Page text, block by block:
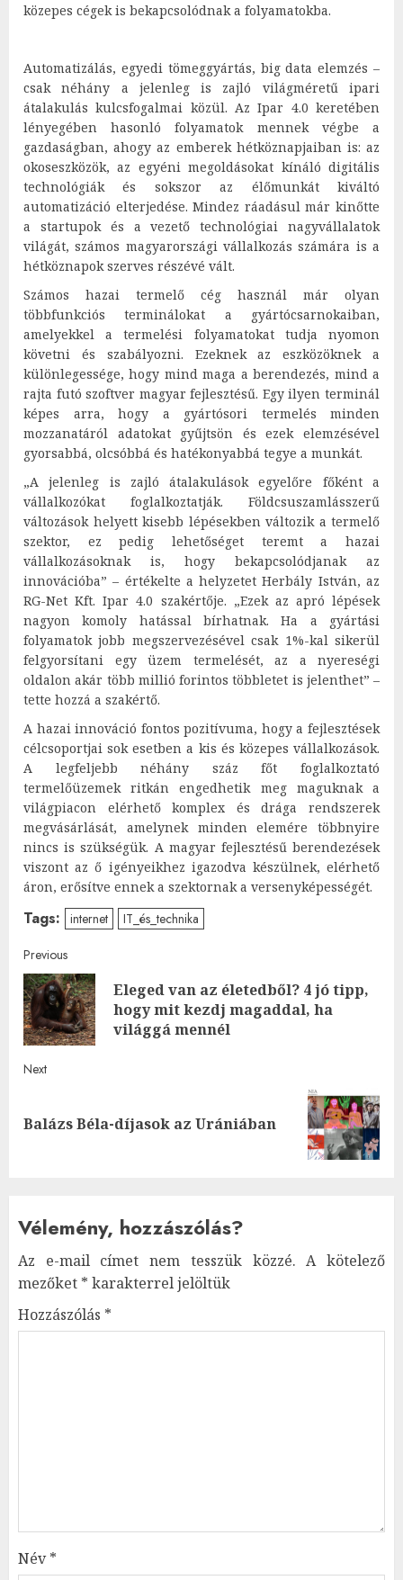
közepes cégek is bekapcsolódnak a folyamatokba.
Automatizálás, egyedi tömeggyártás, big data elemzés –
csak néhány a jelenleg is zajló világméretű ipari
átalakulás kulcsfogalmai közül. Az Ipar 4.0 keretében
lényegében hasonló folyamatok mennek végbe a
gazdaságban, ahogy az emberek hétköznapjaiban is: az
okoseszközök, az egyéni megoldásokat kínáló digitális
technológiák és sokszor az élőmunkát kiváltó
automatizáció elterjedése. Mindez ráadásul már kinőtte
a startupok és a vezető technológiai nagyvállalatok
világát, számos magyarországi vállalkozás számára is a
hétköznapok szerves részévé vált.
Számos hazai termelő cég használ már olyan
többfunkciós terminálokat a gyártócsarnokaiban,
amelyekkel a termelési folyamatokat tudja nyomon
követni és szabályozni. Ezeknek az eszközöknek a
különlegessége, hogy mind maga a berendezés, mind a
rajta futó szoftver magyar fejlesztésű. Egy ilyen terminál
képes arra, hogy a gyártósori termelés minden
mozzanatáról adatokat gyűjtsön és ezek elemzésével
gyorsabbá, olcsóbbá és hatékonyabbá tegye a munkát.
„A jelenleg is zajló átalakulások egyelőre főként a
vállalkozókat foglalkoztatják. Földcsuszamlásszerű
változások helyett kisebb lépésekben változik a termelő
szektor, ez pedig lehetőséget teremt a hazai
vállalkozásoknak is, hogy bekapcsolódjanak az
innovációba” – értékelte a helyzetet Herbály István, az
RG-Net Kft. Ipar 4.0 szakértője. „Ezek az apró lépések
nagyon komoly hatással bírhatnak. Ha a gyártási
folyamatok jobb megszervezésével csak 1%-kal sikerül
felgyorsítani egy üzem termelését, az a nyereségi
oldalon akár több millió forintos többletet is jelenthet” –
tette hozzá a szakértő.
A hazai innováció fontos pozitívuma, hogy a fejlesztések
célcsoportjai sok esetben a kis és közepes vállalkozások.
A legfeljebb néhány száz főt foglalkoztató
termelőüzemek ritkán engedhetik meg maguknak a
világpiacon elérhető komplex és drága rendszerek
megvásárlását, amelynek minden elemére többnyire
nincs is szükségük. A magyar fejlesztésű berendezések
viszont az ő igényeikhez igazodva készülnek, elérhető
áron, erősítve ennek a szektornak a versenyképességét.
Tags: internet IT_és_technika
Post
navigation
Previous
Eleged van az életedből? 4 jó tipp,
hogy mit kezdj magaddal, ha
világgá mennél
Next
Next
Balázs Béla-díjasok az Urániában
Vélemény, hozzászólás?
Az e-mail címet nem tesszük közzé. A kötelező
mezőket * karakterrel jelöltük
Hozzászólás *
Név*